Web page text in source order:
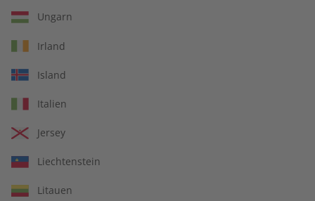
Deutsch perfekt
Ungarn
Irland
Island
Italien
Jersey
Liechtenstein
Litauen